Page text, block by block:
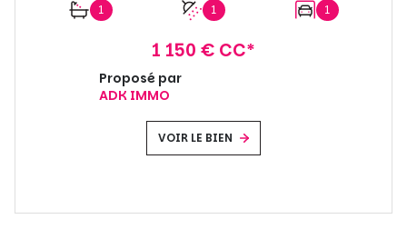
1 1 1
1 150 € CC*
Proposé par
ADK IMMO
VOIR LE BIEN